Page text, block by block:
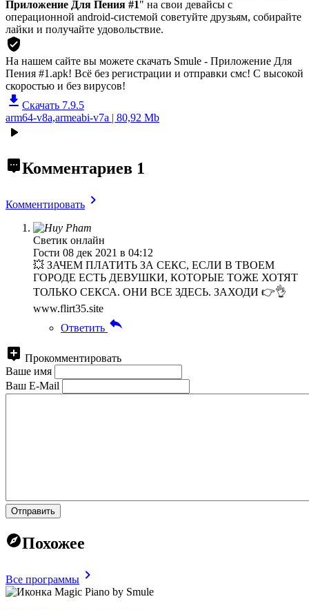
Приложение Для Пения #1" на свои девайсы с
операционной android-системой советуйте друзьям, собирайте
лайки и получайте удовольствие.
На нашем сайте вы можете скачать Smule - Приложение Для
Пения #1.apk! Всё без регистрации и отправки смс! С высокой
скоростью и без вирусов!
Скачать 7.9.5
arm64-v8a,armeabi-v7a | 80,92 Mb
Комментариев 1
Комментировать
Светик онлайн
Гости 08 дек 2021 в 04:12
💥 ЗАЧЕМ ПЛАТИТЬ ЗА СЕКС, ЕСЛИ В ТВОЕМ
ГОРОДЕ ЕСТЬ ДЕВУШКИ, КОТОРЫЕ ТОЖЕ ХОТЯТ
ТОЛЬКО СЕКСА. ОНИ ВСЕ ЗДЕСЬ. ЗАХОДИ 👉👌
www.flirt35.site
Ответить
Прокомментировать
Ваше имя
Ваш E-Mail
Отправить
Похожее
Все программы